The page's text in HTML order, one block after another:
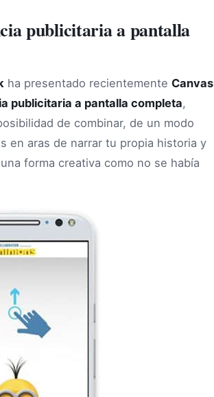
publicitaria a pantalla
ha presentado recientemente Canvas
publicitaria a pantalla completa,
de combinar, de un modo
en aras de narrar tu propia historia y
forma creativa como no se había